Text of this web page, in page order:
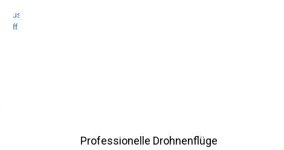
Professionelle Drohnenflüge